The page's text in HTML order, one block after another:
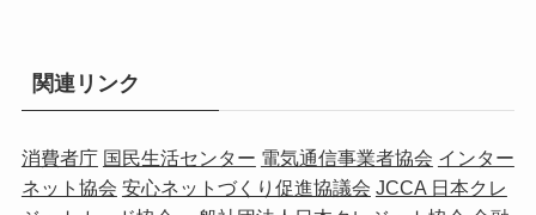
関連リンク
消費者庁 国民生活センター 電気通信事業者協会 インター
ネット協会 安心ネットづくり促進協議会 JCCA 日本クレ